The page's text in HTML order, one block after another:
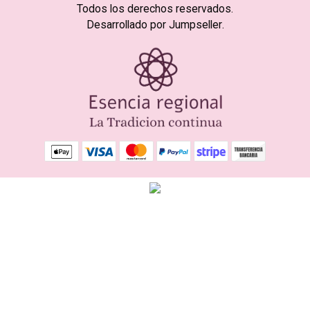
Todos los derechos reservados.
Desarrollado por Jumpseller.